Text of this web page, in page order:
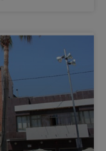
vostres preferències
un